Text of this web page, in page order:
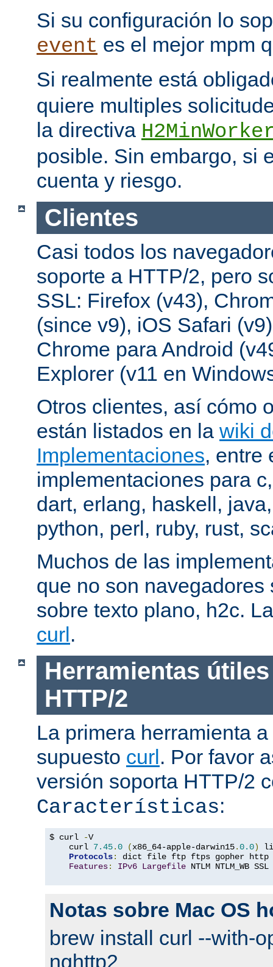
Si su configuración lo
event es el mejor mpm
Si realmente está
quiere multiples
la directiva
posible. Sin embargo, si
cuenta y riesgo.
Clientes
Casi todos los
soporte a HTTP/2, pero
SSL: Firefox (v43),
(since v9), iOS Safari
Chrome para Android
Explorer (v11 en
Otros clientes, así cómo
están listados en la wiki
Implementaciones, entre
implementaciones para
dart, erlang, haskell,
python, perl, ruby, rust,
Muchos de las
que no son navegadores
sobre texto plano, h2c.
curl.
Herramientas
HTTP/2
La primera herramienta
supuesto curl. Por favor
versión soporta HTTP/2
Características:
$ curl -V
    curl
7.45.0 (x86_64-apple-darwin15.0.0)
Protocols:
dict file ftp ftps gopher http
Features: IPv6 Largefile NTLM NTLM_WB
Notas sobre Mac OS
brew install curl --with-
nghttp2